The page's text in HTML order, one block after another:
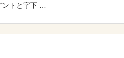
トと字下 …